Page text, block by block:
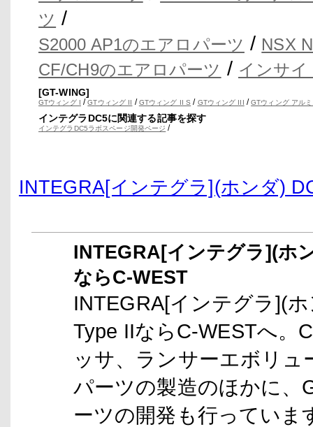
ツ /
S2000 AP1のエアロパーツ / NSX
CF/CH9のエアロパーツ / インサ
[GT-WING]
GTウィング I /GTウィング II /GTウィング II S / GTウィング III /GTウィング アル
インテグラDC5に関連する記事を探す
インテグラDC5ラボスページ開発ページ /
INTEGRA[インテグラ](ホンダ)
INTEGRA[インテグラ](ホ
ならC-WEST
INTEGRA[インテグラ](
Type IIならC-WESTへ。
ッサ、ランサーエボリ
パーツの製造のほかに、
ーツの開発も行っていま